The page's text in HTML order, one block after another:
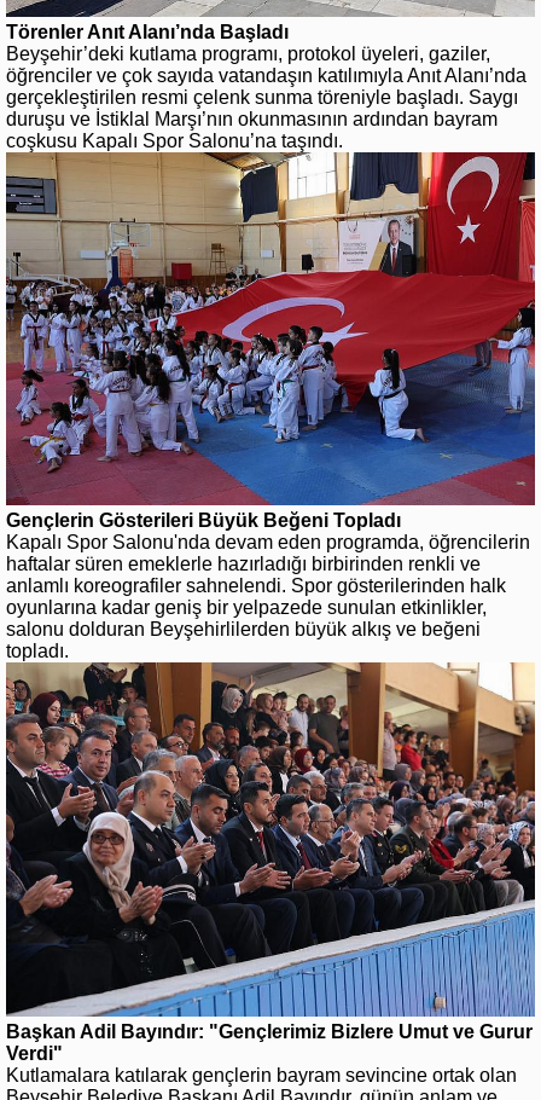
Törenler Anıt Alanı’nda Başladı
Beyşehir’deki kutlama programı, protokol üyeleri, gaziler,
öğrenciler ve çok sayıda vatandaşın katılımıyla Anıt Alanı’nda
gerçekleştirilen resmi çelenk sunma töreniyle başladı. Saygı
duruşu ve İstiklal Marşı’nın okunmasının ardından bayram
coşkusu Kapalı Spor Salonu’na taşındı.
Gençlerin Gösterileri Büyük Beğeni Topladı
Kapalı Spor Salonu'nda devam eden programda, öğrencilerin
haftalar süren emeklerle hazırladığı birbirinden renkli ve
anlamlı koreografiler sahnelendi. Spor gösterilerinden halk
oyunlarına kadar geniş bir yelpazede sunulan etkinlikler,
salonu dolduran Beyşehirlilerden büyük alkış ve beğeni
topladı.
Başkan Adil Bayındır: "Gençlerimiz Bizlere Umut ve Gurur
Verdi"
Kutlamalara katılarak gençlerin bayram sevincine ortak olan